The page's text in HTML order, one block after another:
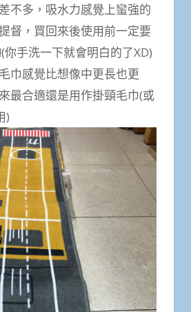
不多，吸水力感覺上蠻強的
督，買回來後使用前一定要
你手洗一下就會明白的了XD)
巾感覺比想像中更長也更
最合適還是用作掛頸毛巾(或
)